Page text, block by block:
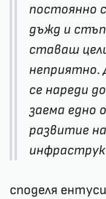
постоянно
дъжд и
ставаш
неприятно.
се нареди
заема едно
развитие
споделя